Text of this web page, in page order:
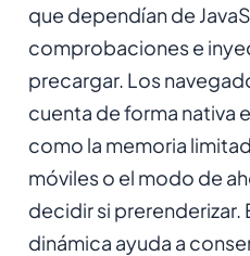
que dependían de
comprobaciones e
precargar. Los
cuenta de forma nativa
como la memoria
móviles o el modo de
decidir si prerenderizar.
dinámica ayuda a